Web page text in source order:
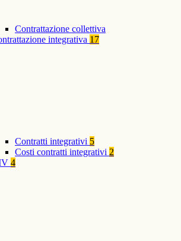
Contrattazione collettiva
integrativa 17
Contratti integrativi 5
Costi contratti integrativi 2
4